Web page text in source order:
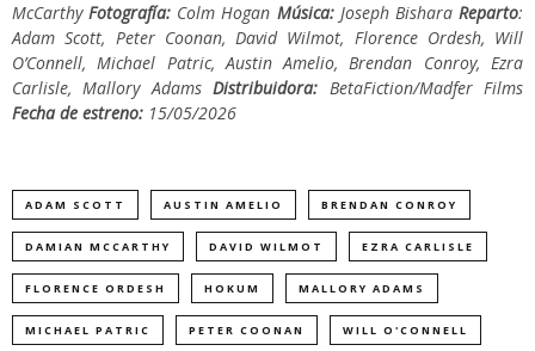
McCarthyFotografía: Colm Hogan Música:Joseph BisharaReparto:
Adam Scott, Peter Coonan, David Wilmot, Florence Ordesh, Will
O’Connell, Michael Patric, Austin Amelio, Brendan Conroy, Ezra
Carlisle, Mallory AdamsDistribuidora: BetaFiction/Madfer Films
Fecha de estreno: 15/05/2026
ADAM SCOTT AUSTIN AMELIO BRENDAN CONROY
DAMIAN MCCARTHY DAVID WILMOT EZRA CARLISLE
FLORENCE ORDESH HOKUM MALLORY ADAMS
MICHAEL PATRIC PETER COONAN WILL O'CONNELL